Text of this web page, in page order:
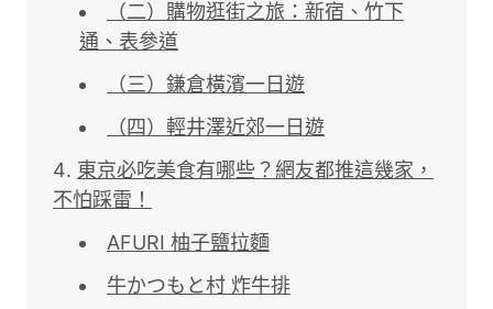
（二）購物逛街之旅：新宿、竹下
通、表參道
（三）鎌倉橫濱一日遊
（四）輕井澤近郊一日遊
東京必吃美食有哪些？網友都推這幾家，
不怕踩雷！
AFURI 柚子鹽拉麵
牛かつもと村 炸牛排